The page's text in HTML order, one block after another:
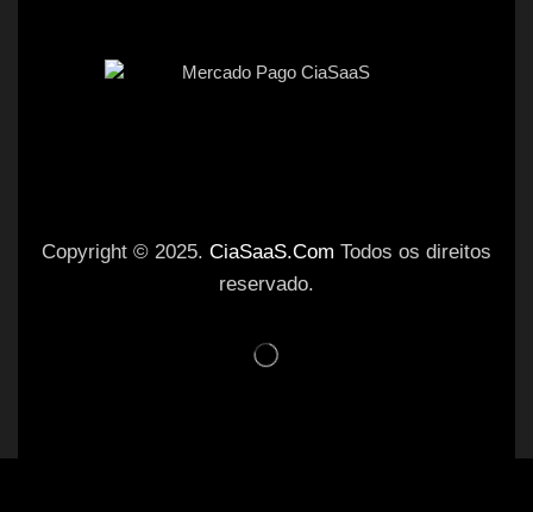
Copyright © 2025. CiaSaaS.Com Todos os direitos
reservado.